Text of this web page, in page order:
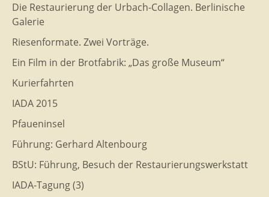
Die Restaurierung der Urbach-Collagen. Berlinische
Galerie
Riesenformate. Zwei Vorträge.
Ein Film in der Brotfabrik: „Das große Museum“
Kurierfahrten
IADA 2015
Pfaueninsel
Führung: Gerhard Altenbourg
BStU: Führung, Besuch der Restaurierungswerkstatt
IADA-Tagung (3)